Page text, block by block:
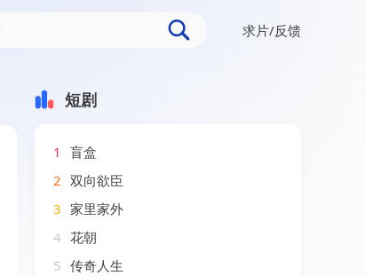
求片/反馈
短剧
1
盲盒
2 双向欲臣
3 家里家外
4 花朝
5 传奇人生